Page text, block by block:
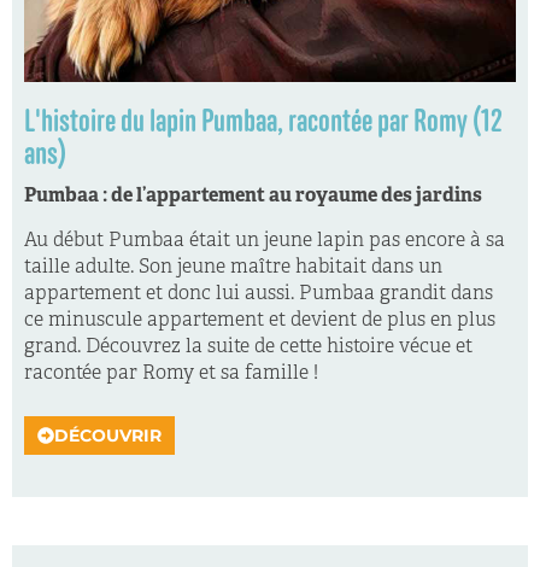
L'histoire du lapin Pumbaa, racontée par Romy (12
ans)
Pumbaa : de l’appartement au royaume des jardins
Au début Pumbaa était un jeune lapin pas encore à sa
taille adulte. Son jeune maître habitait dans un
appartement et donc lui aussi. Pumbaa grandit dans
ce minuscule appartement et devient de plus en plus
grand. Découvrez la suite de cette histoire vécue et
racontée par Romy et sa famille !
DÉCOUVRIR